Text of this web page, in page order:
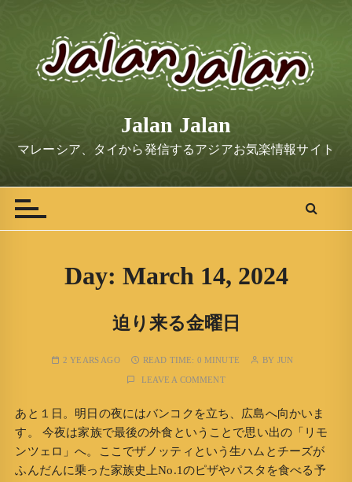
t
Jalan Jalan
マレーシア、タイから発信するアジアお気楽情報サイト
Day: March 14, 2024
迫り来る金曜日
2 YEARS AGO READ TIME: 0 MINUTE BY JUN
LEAVE A COMMENT
あと１日。明日の夜にはバンコクを立ち、広島へ向かいま
す。 今夜は家族で最後の外食ということで思い出の「リモ
ンツェロ」へ。ここでザノッティという生ハムとチーズが
ふんだんに乗った家族史上No.1のピザやパスタを食べる予